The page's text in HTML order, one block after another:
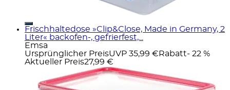
Frischhaltedose »Clip&Close, Made in Germany, 2
Liter« backofen-, gefrierfest,...
Emsa
Ursprünglicher PreisUVP 35,99 € Rabatt- 22 %
Aktueller Preis27,99 €